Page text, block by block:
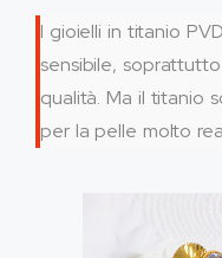
I gioielli in titanio
sensibile,
qualità. Ma il titanio
per la pelle molto